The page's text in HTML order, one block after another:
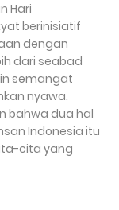
Hari
berinisiatif
dengan
dari seabad
semangat
nyawa.
bahwa dua hal
Indonesia itu
cita yang